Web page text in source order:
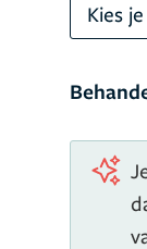
Kies